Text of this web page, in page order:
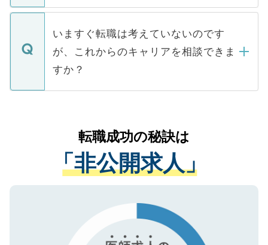
関を公にしてしまうと、応募が殺到する場
に、医療機関が求める条件に合った人材の
みを人材紹介会社に依頼するケースが増え
ています。
定を承諾する必要はありません。内定先へ
の辞退の連絡はキャリアパートナーが行い
個人情報が漏えいすることはありませんの
で、ご安心ください。当サイトからの登録
などで収集したご登録者様の個人情報は、
ご本人のキャリアアップおよび転職活動の
支援を目的に使用いたします。お預かりし
ているすべての個人データはご本人の許可
は、個人情報の取り扱いについての厳密な
管理基準を満たした事業者のみに付与され
る、プライバシーマークを取得済みです。
で、機密保持に関してもご安心ください。
いますぐ転職は考えていないのです
が、これからのキャリアを相談できま
すか？
かがいして、現在の医療機関の状況や紹介
経験をまじえながら、適切なアドバイスを
させていただきます。すぐにご転職をされ
ない方には、長期的なサポートが可能です
ので、まずはご登録ください。
転職成功の秘訣は
「非公開求人」